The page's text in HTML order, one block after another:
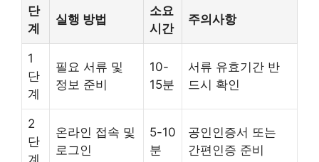
단
계
실행 방법
소요
시간
주의사항
1
단
계
필요 서류 및
정보 준비
10-
15분
서류 유효기간 반
드시 확인
2
단
계
온라인 접속 및
로그인
5-10
분
공인인증서 또는
간편인증 준비